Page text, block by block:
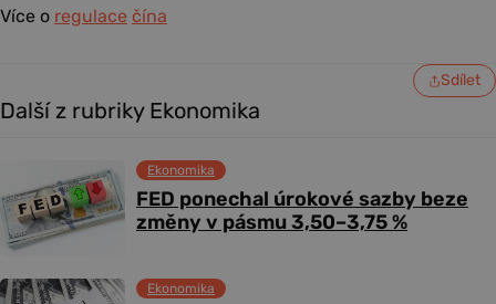
Více o regulace čína
Sdílet
Další z rubriky Ekonomika
FED ponechal úrokové sazby beze
změny v pásmu 3,50–3,75 %
Ekonomika
Ekonomika